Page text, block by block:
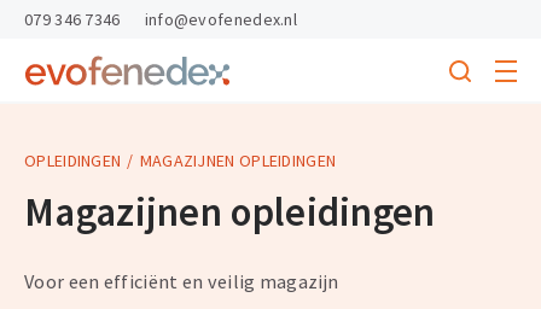
skipToContent
skipToFooter
Return
homepage
Search
menu
079 346 7346 info@evofenedex.nl
OPLEIDINGEN MAGAZIJNEN OPLEIDINGEN
Magazijnen opleidingen
Voor een efficiënt en veilig magazijn